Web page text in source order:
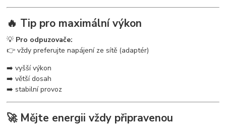
🔥 Tip pro maximální výkon
💡 Pro odpuzovače:
👉 vždy preferujte napájení ze sítě (adaptér)
➡️ vyšší výkon
➡️ větší dosah
➡️ stabilní provoz
🚀 Mějte energii vždy připravenou